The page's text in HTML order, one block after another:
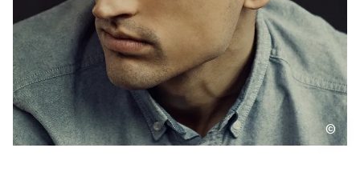
Führungen Jobs Kontakt
©